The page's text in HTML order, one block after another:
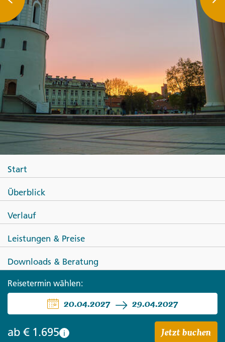
Das Baltikum zum
Kennenlernen
Start
Überblick
Verlauf
Leistungen & Preise
Downloads & Beratung
Reisetermin wählen:
20.04.2027 29.04.2027
ab € 1.695 i Jetzt buchen